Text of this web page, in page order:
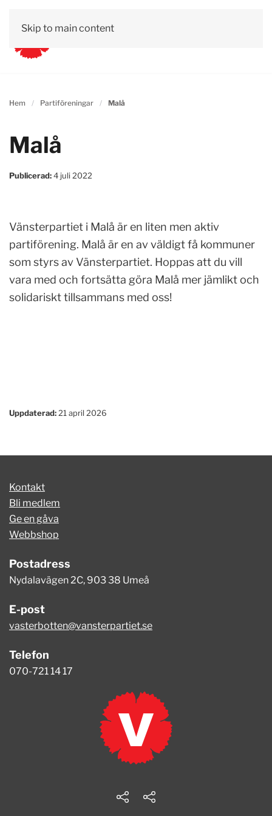
Skip to main content
Hem Partiföreningar Malå
Malå
Publicerad:4 juli 2022
Vänsterpartiet i Malå är en liten men aktiv
partiförening. Malå är en av väldigt få kommuner
som styrs av Vänsterpartiet. Hoppas att du vill
vara med och fortsätta göra Malå mer jämlikt och
solidariskt tillsammans med oss!
Uppdaterad: 21 april 2026
Kontakt
Bli medlem
Ge en gåva
Webbshop
Postadress
Nydalavägen 2C, 903 38 Umeå
E-post
vasterbotten@vansterpartiet.se
Telefon
070-721 14 17